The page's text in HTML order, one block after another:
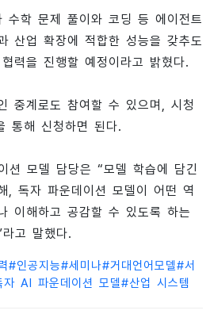
학 문제 풀이와 코딩 등 에이전트
산업 확장에 적합한 성능을 갖추도
력을 진행할 예정이라고 밝혔다.
중계로도 참여할 수 있으며, 시청
통해 신청하면 된다.
션 모델 담당은 “모델 학습에 담긴
, 독자 파운데이션 모델이 어떤 역
이해하고 공감할 수 있도록 하는
고 말했다.
#인공지능#세미나#거대언어모델#서
자 AI 파운데이션 모델#산업 시스템